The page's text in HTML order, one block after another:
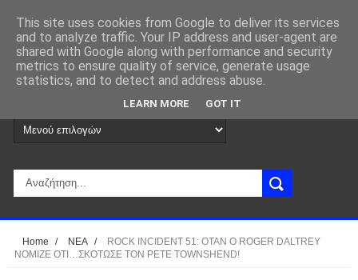
Home / ΝΕΑ /
ROCK INCIDENT 51: ΟΤΑΝ Ο ROGER DALTREY
NOMIZE OTI…ΣΚΟΤΩΣΕ ΤΟΝ PETE TOWNSHEND!
This site uses cookies from Google to deliver its services
and to analyze traffic. Your IP address and user-agent are
shared with Google along with performance and security
metrics to ensure quality of service, generate usage
statistics, and to detect and address abuse.
LEARN MORE GOT IT